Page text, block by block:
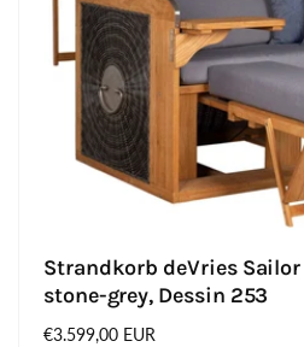
Strandkorb deVries Sailor
stone-grey, Dessin 253
Normaler
€3.599,00 EUR